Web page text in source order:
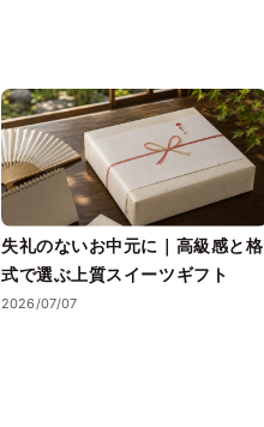
失礼のないお中元に｜高級感と格
式で選ぶ上質スイーツギフト
2026/07/07